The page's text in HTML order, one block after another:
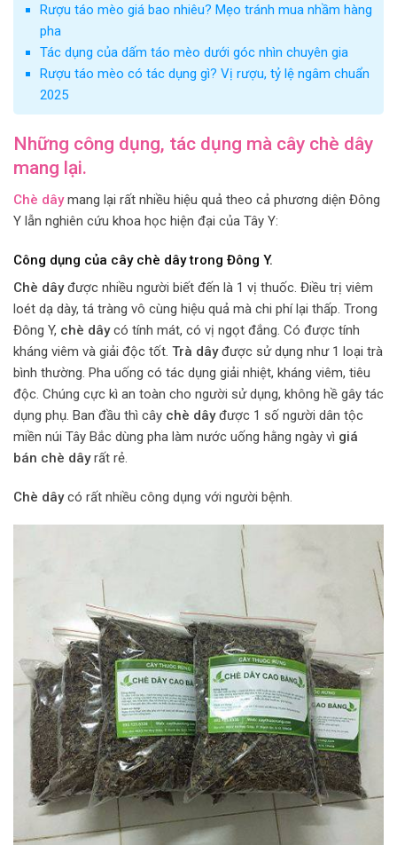
Rượu táo mèo giá bao nhiêu? Mẹo tránh mua nhầm hàng
pha
Tác dụng của dấm táo mèo dưới góc nhìn chuyên gia
Rượu táo mèo có tác dụng gì? Vị rượu, tỷ lệ ngâm chuẩn
2025
Những công dụng, tác dụng mà cây chè dây
mang lại.
Chè dâymang lại rất nhiều hiệu quả theo cả phương diện Đông
Y lẫn nghiên cứu khoa học hiện đại của Tây Y:
Công dụng của cây chè dây trong Đông Y.
Chè dâyđược nhiều người biết đến là 1 vị thuốc. Điều trị viêm
loét dạ dày, tá tràng vô cùng hiệu quả mà chi phí lại thấp. Trong
Đông Y, chè dâycó tính mát, có vị ngọt đắng. Có được tính
kháng viêm và giải độc tốt. Trà dâyđược sử dụng như 1 loại trà
bình thường. Pha uống có tác dụng giải nhiệt, kháng viêm, tiêu
độc. Chúng cực kì an toàn cho người sử dụng, không hề gây tác
dụng phụ. Ban đầu thì cây chè dâyđược 1 số người dân tộc
miền núi Tây Bắc dùng pha làm nước uống hằng ngày vì giá
bán chè dâyrất rẻ.
Chè dâycó rất nhiều công dụng với người bệnh.